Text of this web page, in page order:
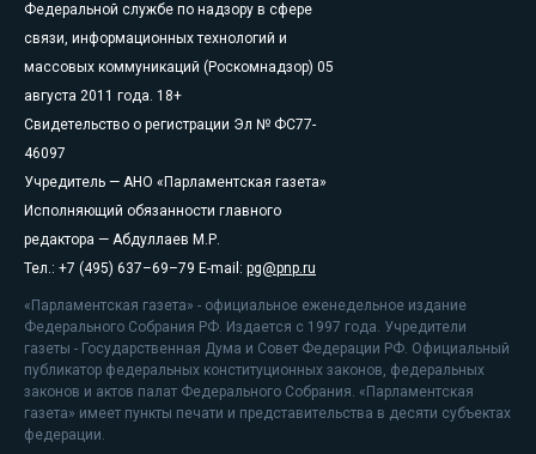
Федеральной службе по надзору в сфере
связи, информационных технологий и
массовых коммуникаций (Роскомнадзор) 05
августа 2011 года. 18+
Свидетельство о регистрации Эл № ФС77-
46097
Учредитель — АНО «Парламентская газета»
Исполняющий обязанности главного
редактора — Абдуллаев М.Р.
Тел.: +7 (495) 637–69–79 E-mail: pg@pnp.ru
«Парламентская газета» - официальное еженедельное издание
Федерального Собрания РФ. Издается с 1997 года. Учредители
газеты - Государственная Дума и Совет Федерации РФ. Официальный
публикатор федеральных конституционных законов, федеральных
законов и актов палат Федерального Собрания. «Парламентская
газета» имеет пункты печати и представительства в десяти субъектах
федерации.